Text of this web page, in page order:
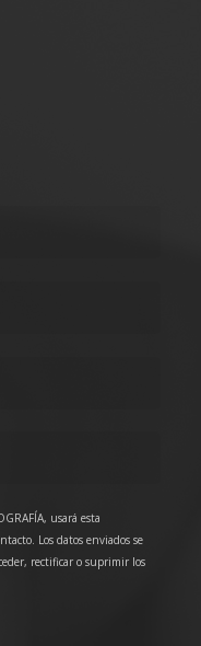
usará esta
Los datos enviados se
rectificar o suprimir los